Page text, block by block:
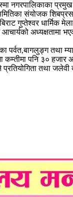
नगरपालिकाका
संयोजक
गुप्तेश्वर
अध्यक्षतामा
पर्वत,बागलुङ्ग
कम्तीमा पनि ३०
तथा